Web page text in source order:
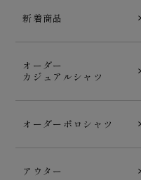
新着商品
オーダー
カジュアルシャツ
オーダーポロシャツ
アウター